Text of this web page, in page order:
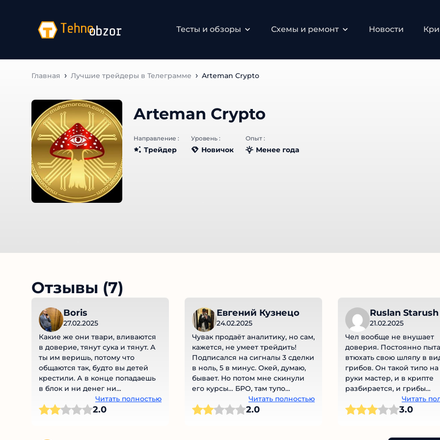
Тесты и обзоры Схемы и ремонт Новости
Главная Лучшие трейдеры в Телеграмме Arteman Crypto
Arteman Crypto
Направление :
Трейдер
Уровень :
Новичок
Опыт :
Менее года
Отзывы (7)
Boris
27.02.2025
Какие же они твари, вливаются
в доверие, тянут сука и тянут. А
ты им веришь, потому что
общаются так, будто вы детей
крестили. А в конце попадаешь
в блок и ни денег ни
вымышленного кума нет. Я прям
разочарован.
Читать полностью
2.0
Евгений Кузнецо
24.02.2025
Чувак продаёт аналитику, но сам,
кажется, не умеет трейдить!
Подписался на сигналы 3 сделки
в ноль, 5 в минус. Окей, думаю,
бывает. Но потом мне скинули
его курсы… БРО, там тупо
пересказ гугла! 🤦‍♂️ Вопрос кто на
этом зарабатывает?
Читать полностью
2.0
Ruslan Starush
21.02.2025
Чел вообще не внушает
доверия. Постоянно
втюхать свою шляпу в
грибов. Он такой типо на
руки мастер, и в крипте
разбирается, и грибы
выращивает. Не доверяю
ох не доверяю..
Читать
3.0